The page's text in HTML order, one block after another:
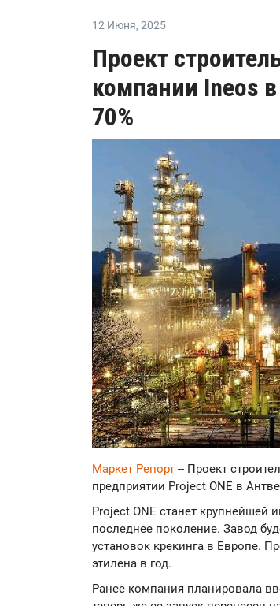
12 Июня, 2025
Проект
компании Ineos
70%
Маркет Репорт -- Проект
предприятии Project ONE в
Project ONE станет крупнейшей
последнее поколение. Завод
установок крекинга в Европе.
этилена в год.
Ранее компания планировала